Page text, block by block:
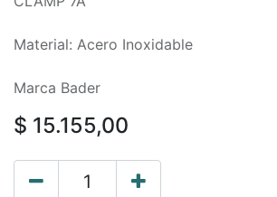
Material: Acero Inoxidable
Marca Bader
$ 15.155,00